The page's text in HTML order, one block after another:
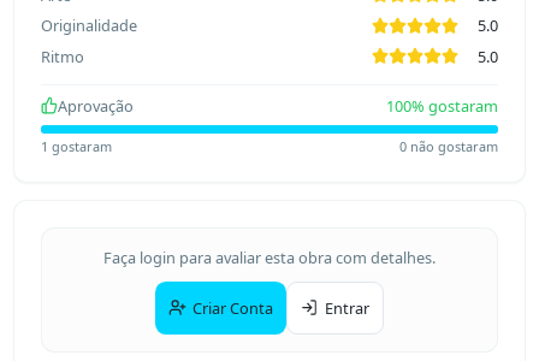
Originalidade
5.0
Ritmo
5.0
Aprovação 100% gostaram
1 gostaram 0 não gostaram
Faça login para avaliar esta obra com detalhes.
Criar Conta Entrar